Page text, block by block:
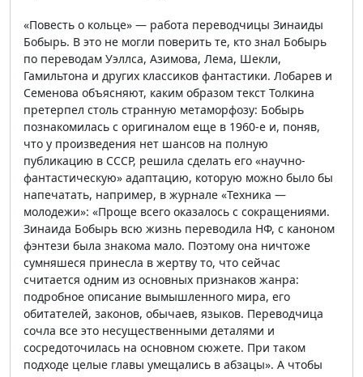
«Повесть о кольце» — работа переводчицы Зинаиды
Бобырь. В это не могли поверить те, кто знал Бобырь
по переводам Уэллса, Азимова, Лема, Шекли,
Гамильтона и других классиков фантастики. Лобарев и
Семенова объясняют, каким образом текст Толкина
претерпел столь странную метаморфозу: Бобырь
познакомилась с оригиналом еще в 1960-е и, поняв,
что у произведения нет шансов на полную
публикацию в СССР, решила сделать его «научно-
фантастическую» адаптацию, которую можно было бы
напечатать, например, в журнале «Техника —
молодежи»: «Проще всего оказалось с сокращениями.
Зинаида Бобырь всю жизнь переводила НФ, с каноном
фэнтези была знакома мало. Поэтому она ничтоже
сумняшеся принесла в жертву то, что сейчас
считается одним из основных признаков жанра:
подробное описание вымышленного мира, его
обитателей, законов, обычаев, языков. Переводчица
сочла все это несущественными деталями и
сосредоточилась на основном сюжете. При таком
подходе целые главы умещались в абзацы». А чтобы